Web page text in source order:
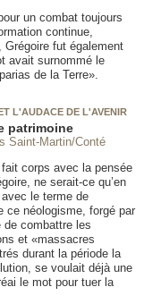
un combat toujours
continue,
Grégoire fut également
avait surnommé le
de la Terre».
L'AUDACE DE L'AVENIR
patrimoine
Saint-Martin/Conté
fait corps avec la pensée
ne serait-ce qu’en
le terme de
ce néologisme, forgé par
de combattre les
et «massacres
durant la période la
se voulait déjà une
le mot pour tuer la